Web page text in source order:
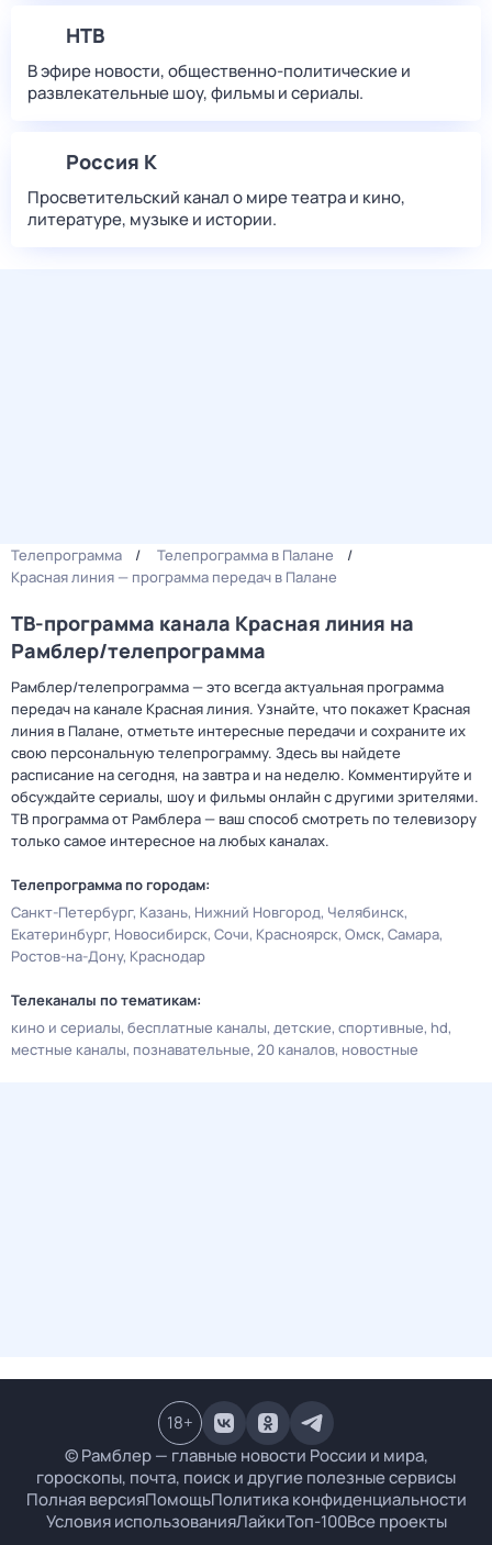
НТВ
В эфире новости, общественно-политические и
развлекательные шоу, фильмы и сериалы.
Россия К
Просветительский канал о мире театра и кино,
литературе, музыке и истории.
Телепрограмма
Телепрограмма в Палане
Красная линия — программа передач в Палане
ТВ-программа канала Красная линия на
Рамблер/телепрограмма
Рамблер/телепрограмма — это всегда актуальная программа
передач на канале Красная линия. Узнайте, что покажет Красная
линия в Палане, отметьте интересные передачи и сохраните их
свою персональную телепрограмму. Здесь вы найдете
расписание на сегодня, на завтра и на неделю. Комментируйте и
обсуждайте сериалы, шоу и фильмы онлайн с другими зрителями.
ТВ программа от Рамблера — ваш способ смотреть по телевизору
только самое интересное на любых каналах.
Телепрограмма по городам:
Санкт-Петербург Казань Нижний Новгород Челябинск
Екатеринбург Новосибирск Сочи Красноярск Омск Самара
Ростов-на-Дону Краснодар
Телеканалы по тематикам:
кино и сериалы бесплатные каналы детские спортивные hd
местные каналы познавательные 20 каналов новостные
© Рамблер — главные новости России и мира,
гороскопы, почта, поиск и другие полезные сервисы
Полная версияПомощьПолитика конфиденциальности
Условия использованияЛайкиТоп-100Все проекты
18+